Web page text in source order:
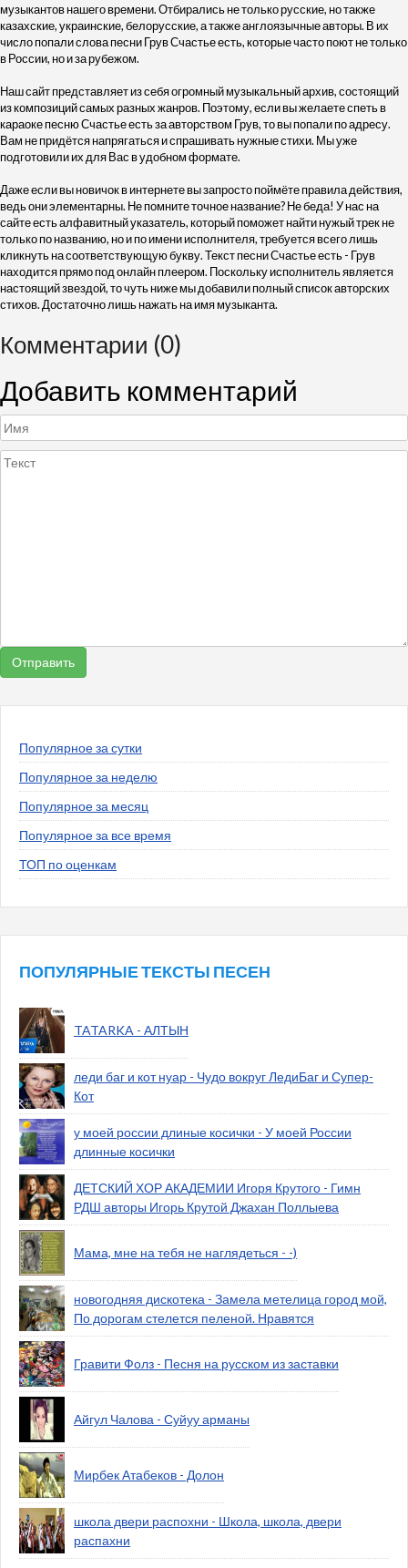
музыкантов нашего времени. Отбирались не только русские, но также
казахские, украинские, белорусские, а также англоязычные авторы. В их
число попали слова песни Грув Счастье есть, которые часто поют не только
в России, но и за рубежом.
Наш сайт представляет из себя огромный музыкальный архив, состоящий
из композиций самых разных жанров. Поэтому, если вы желаете спеть в
караоке песню Счастье есть за авторством Грув, то вы попали по адресу.
Вам не придётся напрягаться и спрашивать нужные стихи. Мы уже
подготовили их для Вас в удобном формате.
Даже если вы новичок в интернете вы запросто поймёте правила действия,
ведь они элементарны. Не помните точное название? Не беда! У нас на
сайте есть алфавитный указатель, который поможет найти нужый трек не
только по названию, но и по имени исполнителя, требуется всего лишь
кликнуть на соответствующую букву. Текст песни Счастье есть - Грув
находится прямо под онлайн плеером. Поскольку исполнитель является
настоящий звездой, то чуть ниже мы добавили полный список авторских
стихов. Достаточно лишь нажать на имя музыканта.
Комментарии (0)
Добавить комментарий
Популярное за сутки
Популярное за неделю
Популярное за месяц
Популярное за все время
ТОП по оценкам
ПОПУЛЯРНЫЕ ТЕКСТЫ ПЕСЕН
TATARKA - АЛТЫН
леди баг и кот нуар - Чудо вокруг ЛедиБаг и Супер-
Кот
у моей россии длиные косички - У моей России
длинные косички
ДЕТСКИЙ ХОР АКАДЕМИИ Игоря Крутого - Гимн
РДШ авторы Игорь Крутой Джахан Поллыева
Мама, мне на тебя не наглядеться - -)
новогодняя дискотека - Замела метелица город мой,
По дорогам стелется пеленой. Нравятся
Гравити Фолз - Песня на русском из заставки
Айгул Чалова - Суйуу арманы
Мирбек Атабеков - Долон
школа двери распохни - Школа, школа, двери
распахни